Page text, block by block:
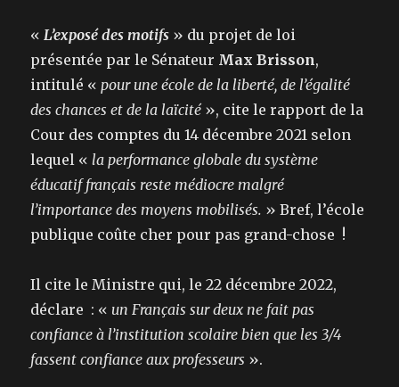
«L’exposé des motifs » du projet de loi
présentée par le Sénateur Max Brisson,
intitulé «pour une école de la liberté, de l’égalité
des chances et de la laïcité», cite le rapport de la
Cour des comptes du 14 décembre 2021 selon
lequel «la performance globale du système
éducatif français reste médiocre malgré
l’importance des moyens mobilisés. » Bref, l’école
publique coûte cher pour pas grand-chose !
Il cite le Ministre qui, le 22 décembre 2022,
déclare : « un Français sur deux ne fait pas
confiance à l’institution scolaire bien que les 3/4
fassent confiance aux professeurs ».